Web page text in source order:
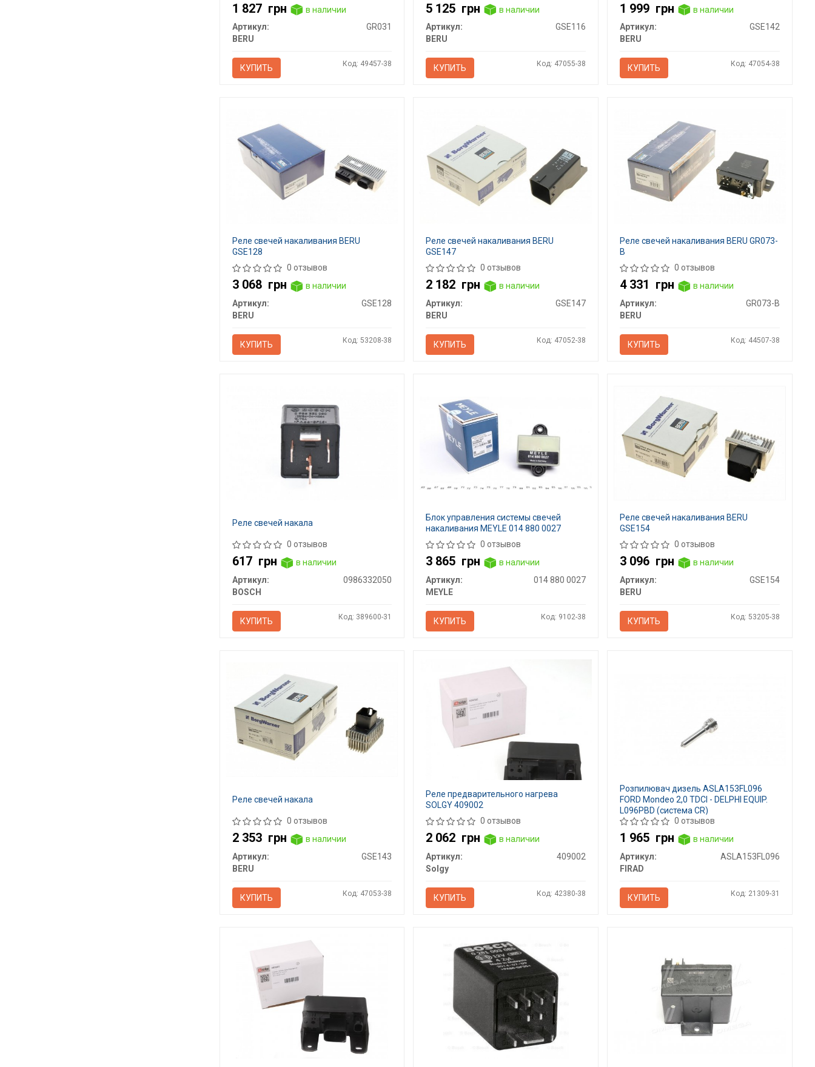
1 827 грн
в наличии
Артикул:
GR031
BERU
КУПИТЬ Код: 49457-38
5 125 грн
в наличии
Артикул:
GSE116
BERU
КУПИТЬ Код: 47055-38
1 999 грн
в наличии
Артикул:
GSE142
BERU
КУПИТЬ Код: 47054-38
Реле свечей накаливания BERU
GSE128
0 отзывов
3 068 грн
в наличии
Артикул:
GSE128
BERU
КУПИТЬ Код: 53208-38
Реле свечей накаливания BERU
GSE147
0 отзывов
2 182 грн
в наличии
Артикул:
GSE147
BERU
КУПИТЬ Код: 47052-38
Реле свечей накаливания BERU GR073-
B
0 отзывов
4 331 грн
в наличии
Артикул:
GR073-B
BERU
КУПИТЬ Код: 44507-38
Реле свечей накала
0 отзывов
617 грн
в наличии
Артикул:
0986332050
BOSCH
КУПИТЬ Код: 389600-31
Блок управления системы свечей
накаливания MEYLE 014 880 0027
0 отзывов
3 865 грн
в наличии
Артикул:
014 880 0027
MEYLE
КУПИТЬ Код: 9102-38
Реле свечей накаливания BERU
GSE154
0 отзывов
3 096 грн
в наличии
Артикул:
GSE154
BERU
КУПИТЬ Код: 53205-38
Реле свечей накала
0 отзывов
2 353 грн
в наличии
Артикул:
GSE143
BERU
КУПИТЬ Код: 47053-38
Реле предварительного нагрева
SOLGY 409002
0 отзывов
2 062 грн
в наличии
Артикул:
409002
Solgy
КУПИТЬ Код: 42380-38
Розпилювач дизель ASLA153FL096
FORD Mondeo 2,0 TDCI - DELPHI EQUIP.
L096PBD (система CR)
0 отзывов
1 965 грн
в наличии
Артикул:
ASLA153FL096
FIRAD
КУПИТЬ Код: 21309-31